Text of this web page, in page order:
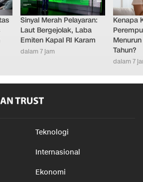
Sinyal Merah Pelayaran:
Laut Bergejolak, Laba
Emiten Kapal RI Karam
dalam 7 jam
Kenapa
Tahun?
dalam 7
Teknologi
Internasional
Ekonomi